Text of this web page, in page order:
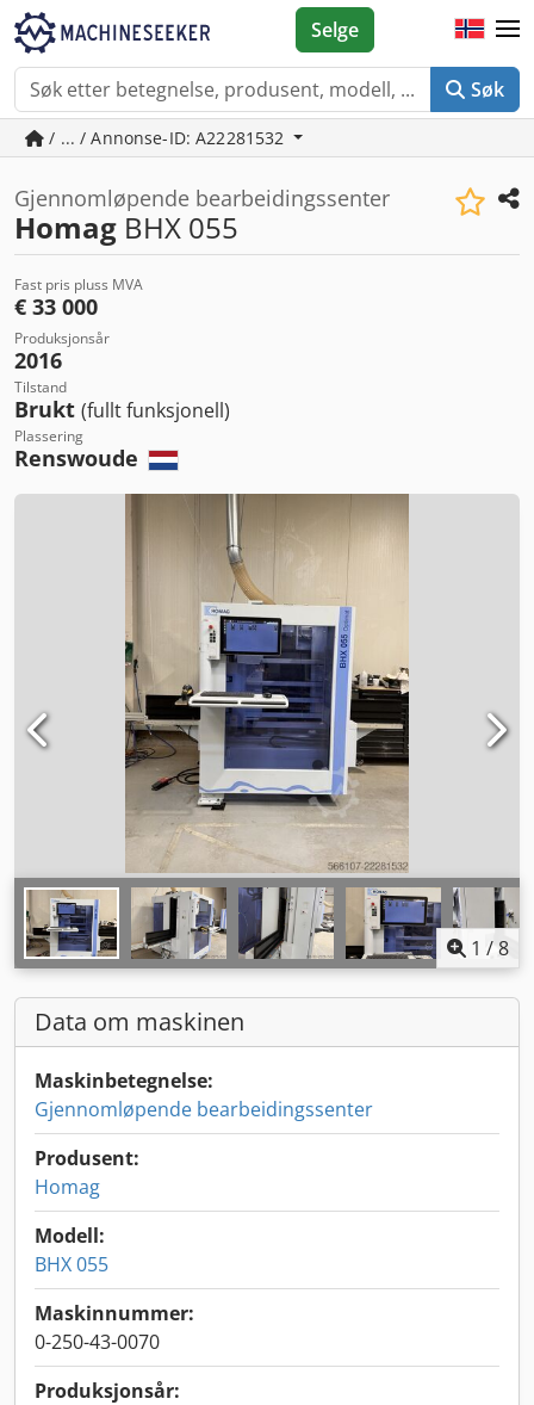
Søk
Selge
/ ... / Annonse-ID: A22281532
Gjennomløpende bearbeidingssenter
Homag BHX 055
Fast pris pluss MVA
€ 33 000
Produksjonsår
2016
Tilstand
Brukt (fullt funksjonell)
Plassering
Renswoude
1 /8
Data om maskinen
Maskinbetegnelse:
Gjennomløpende bearbeidingssenter
Produsent:
Homag
Modell:
BHX 055
Maskinnummer:
0-250-43-0070
Produksjonsår: